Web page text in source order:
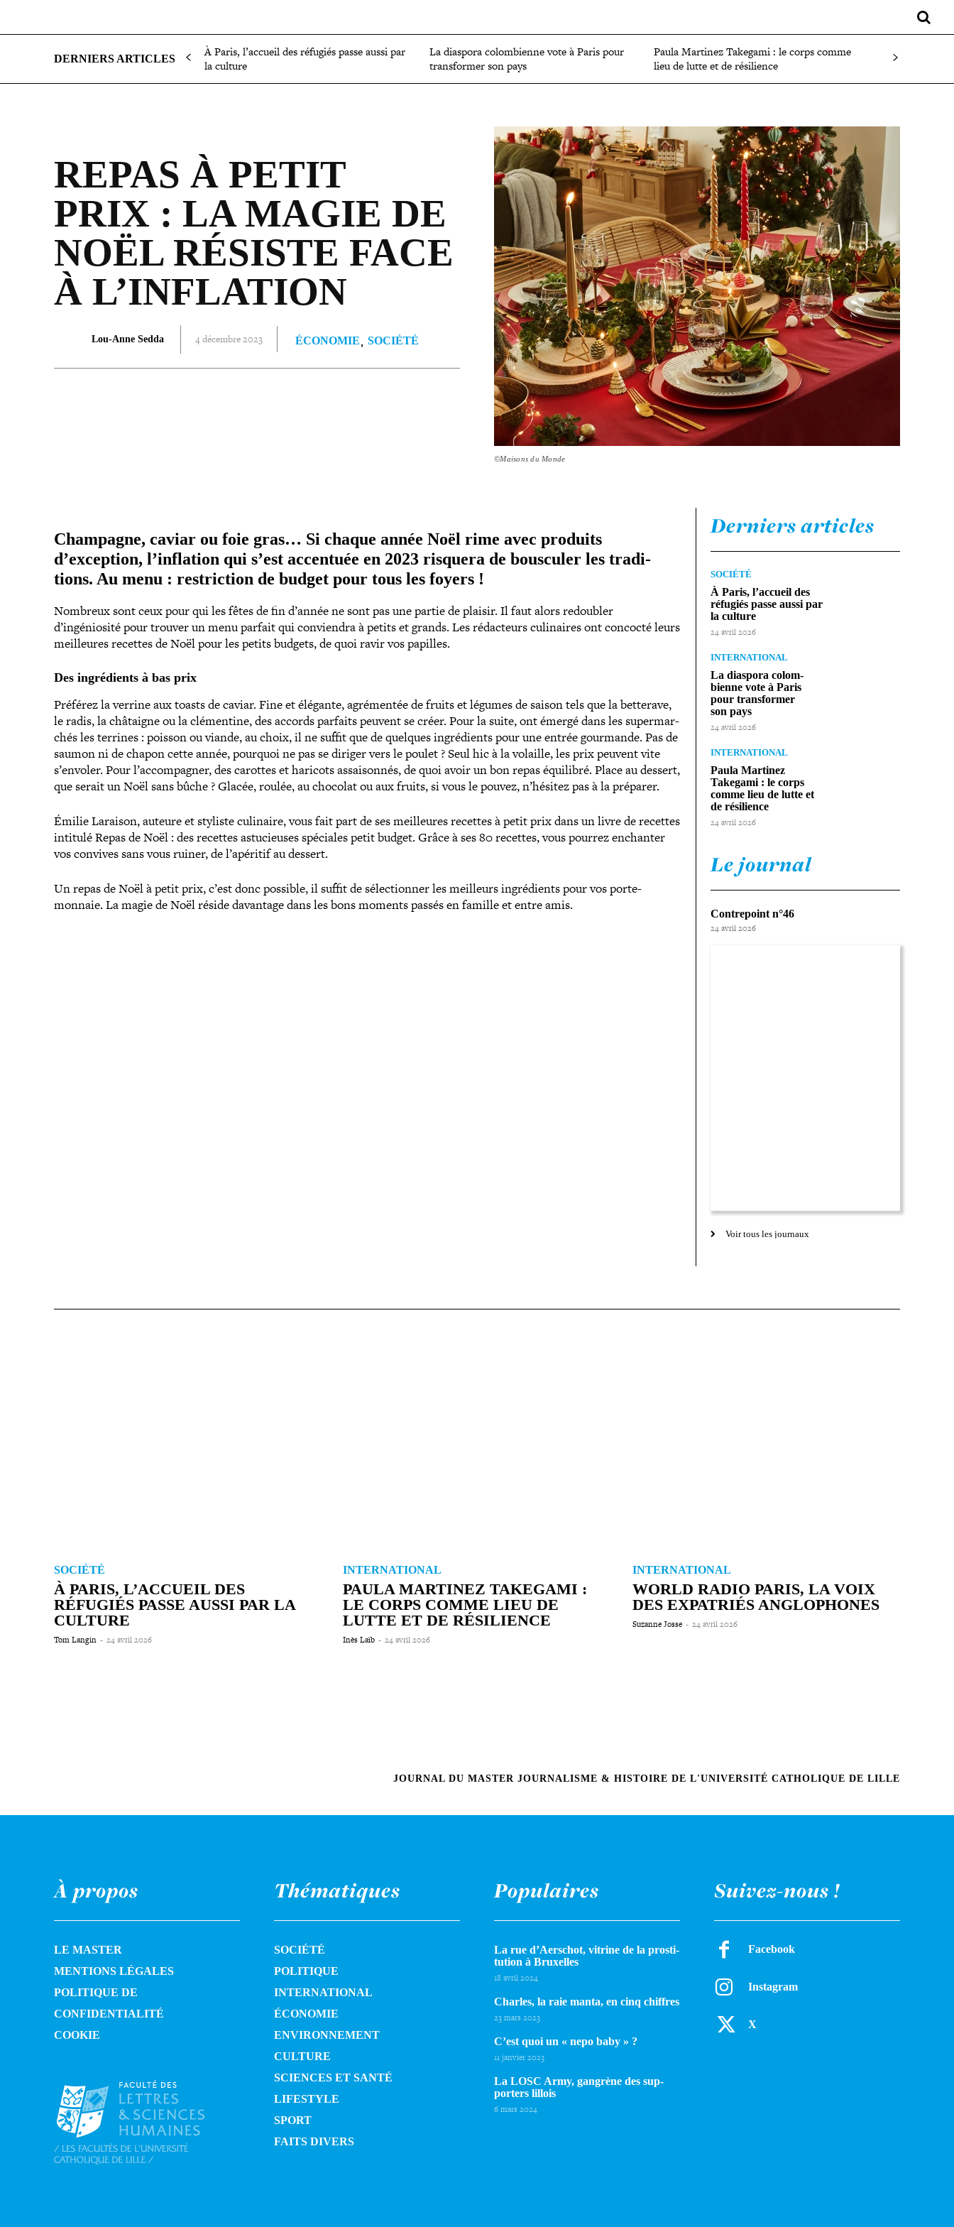
DERNIERS ARTICLES
À Paris, l’accueil des réfugiés passe aussi par
la culture
La diaspora colom­bienne vote à Paris pour
trans­for­mer son pays
Paula Martinez Takegami : le corps comme
lieu de lutte et de résilience
REPAS À PETIT
PRIX : LA MAGIE DE
NOËL RÉSISTE FACE
À L’INFLATION
Lou-Anne Sedda 4 décembre 2023 ÉCONOMIE SOCIÉTÉ
©Maisons du Monde
Champagne, caviar ou foie gras… Si chaque année Noël rime avec produits
d’exception, l’inflation qui s’est accentuée en 2023 risquera de bousculer les tra­di­
tions. Au menu : res­tric­tion de budget pour tous les foyers !
Nombreux sont ceux pour qui les fêtes de fin d’année ne sont pas une partie de plaisir. Il faut alors redoubler
d’ingéniosité pour trouver un menu parfait qui convien­dra à petits et grands. Les rédac­teurs culi­naires ont concocté leurs
meilleures recettes de Noël pour les petits budgets, de quoi ravir vos papilles.
Des ingré­dients à bas prix
Préférez laverrineaux toasts de caviar. Fine et élégante, agré­men­tée de fruits et légumes de saison tels que la betterave,
le radis, la châtaigne ou la clé­men­tine, des accords parfaits peuvent se créer. Pour la suite, ont émergé dans les super­mar­
chés les terrines : poisson ou viande, au choix, il ne suffit que de quelques ingré­dients pour une entrée gourmande. Pas de
saumon ni de chapon cette année, pourquoi ne pas se diriger vers le poulet ? Seul hic à la volaille, les prix peuvent vite
s’envoler. Pour l’accompagner, des carottes et haricots assai­son­nés, de quoi avoir un bon repas équilibré. Place au dessert,
que serait un Noël sans bûche ? Glacée, roulée, au chocolat ou aux fruits, si vous le pouvez, n’hésitez pas à la préparer.
Émilie Laraison, auteure et styliste culinaire, vous fait part de ses meilleures recettes à petit prix dans un livre de recettes
intituléRepas de Noël : des recettes astu­cieuses spéciales petit budget. Grâce à ses 80 recettes, vous pourrez enchanter
vos convives sans vous ruiner, de l’apéritif au dessert.
Un repas de Noël à petit prix, c’est donc possible, il suffit de sélec­tion­ner les meilleurs ingré­dients pour vos porte-​
monnaie. La magie de Noël réside davantage dans les bons moments passés en famille et entre amis.
Derniers articles
SOCIÉTÉ
À Paris, l’accueil des
réfugiés passe aussi par
la culture
24 avril 2026
INTERNATIONAL
La diaspora colom­
bienne vote à Paris
pour trans­for­mer
son pays
24 avril 2026
INTERNATIONAL
Paula Martinez
Takegami : le corps
comme lieu de lutte et
de résilience
24 avril 2026
Le journal
Contrepoint n°46
24 avril 2026
Voir tous les journaux
SOCIÉTÉ
À PARIS, L’ACCUEIL DES
RÉFUGIÉS PASSE AUSSI PAR LA
CULTURE
Tom Langin - 24 avril 2026
INTERNATIONAL
PAULA MARTINEZ TAKEGAMI :
LE CORPS COMME LIEU DE
LUTTE ET DE RÉSILIENCE
Inès Laïb - 24 avril 2026
INTERNATIONAL
WORLD RADIO PARIS, LA VOIX
DES EXPATRIÉS ANGLOPHONES
Suzanne Josse - 24 avril 2026
JOURNAL DU MASTER JOURNALISME & HISTOIRE DE L'UNIVERSITÉ CATHOLIQUE DE LILLE
À propos
LE MASTER
MENTIONS LÉGALES
POLITIQUE DE
CONFIDENTIALITÉ
COOKIE
Thématiques
SOCIÉTÉ
POLITIQUE
INTERNATIONAL
ÉCONOMIE
ENVIRONNEMENT
CULTURE
SCIENCES ET SANTÉ
LIFESTYLE
SPORT
FAITS DIVERS
Populaires
La rue d’Aerschot, vitrine de la pros­ti­
tu­tion à Bruxelles
18 avril 2024
Charles, la raie manta, en cinq chiffres
23 mars 2023
C’est quoi un « nepo baby » ?
11 janvier 2023
La LOSC Army, gangrène des sup­
por­ters lillois
6 mars 2024
Suivez-nous !
Facebook
Instagram
X